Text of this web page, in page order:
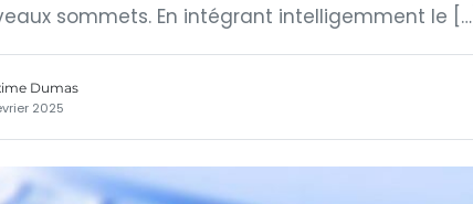
sommets. En intégrant intelligemment le […]
Dumas
2025